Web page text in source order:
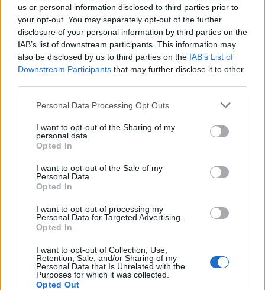
us or personal information disclosed to third parties prior to
your opt-out. You may separately opt-out of the further
disclosure of your personal information by third parties on the
IAB’s list of downstream participants. This information may
also be disclosed by us to third parties on the IAB’s List of
Downstream Participants that may further disclose it to other
Please note that this website/app uses one or more Google
not limited to your visit or usage behaviour. You may click to
grant or deny consent to Google and its third-party tags to
use your data for below specified purposes in below Google
consent section.
Personal Data Processing Opt Outs
I want to opt-out of the Sharing of my
personal data.
Opted In
I want to opt-out of the Sale of my
Personal Data.
Opted In
I want to opt-out of processing my
Personal Data for Targeted Advertising.
Opted In
I want to opt-out of Collection, Use,
Retention, Sale, and/or Sharing of my
Personal Data that Is Unrelated with the
Purposes for which it was collected.
Opted Out
Role Model e Dakota Johnson: la coppia che unisce
arte e vita
Matteo Pellegrino · 5 Ago 2026
PEOPLE